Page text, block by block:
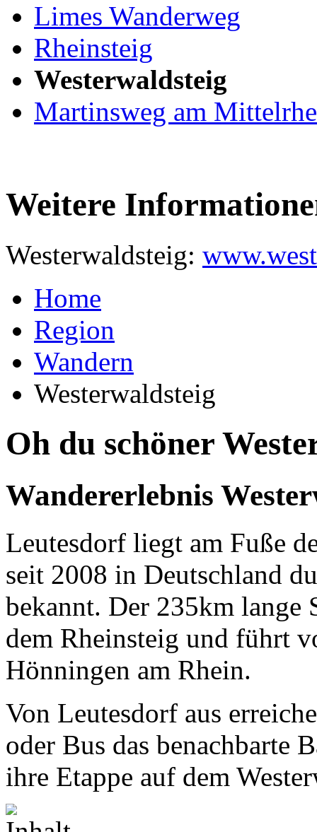
Limes Wanderweg
Rheinsteig
Westerwaldsteig
Martinsweg am
Weitere
Westerwaldsteig:
Home
Region
Wandern
Westerwaldsteig
Oh du schöner
Wandererlebnis
Leutesdorf liegt am Fuße
seit 2008 in Deutschland
bekannt. Der 235km lange
dem Rheinsteig und führt
Hönningen am Rhein.
Von Leutesdorf aus
oder Bus das benachbarte
ihre Etappe auf dem